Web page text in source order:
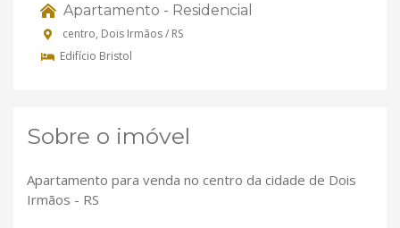
Apartamento - Residencial
centro, Dois Irmãos / RS
Edifício Bristol
Sobre o imóvel
Apartamento para venda no centro da cidade de Dois
Irmãos - RS